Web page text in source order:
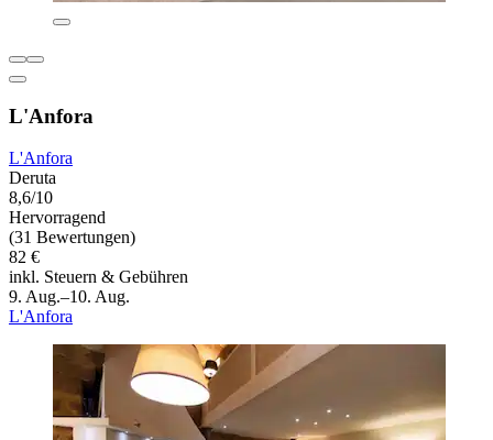
L'Anfora
L'Anfora
Deruta
8,6/10
Hervorragend
(31 Bewertungen)
82 €
inkl. Steuern & Gebühren
9. Aug.–10. Aug.
L'Anfora